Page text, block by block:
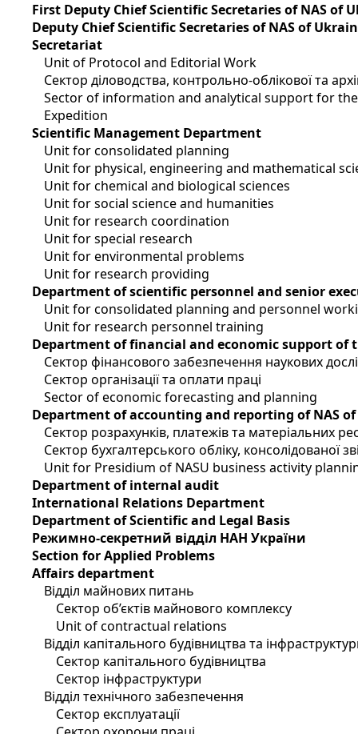
First Deputy Chief Scientific Secretaries of NAS of
Deputy Chief Scientific Secretaries of NAS of
Secretariat
Unit of Protocol and Editorial Work
Сектор діловодства, контрольно-облікової та
Sector of information and analytical support for
Expedition
Scientific Management Department
Unit for consolidated planning
Unit for physical, engineering and mathematical
Unit for chemical and biological sciences
Unit for social science and humanities
Unit for research coordination
Unit for special research
Unit for environmental problems
Unit for research providing
Department of scientific personnel and senior
Unit for consolidated planning and personnel
Unit for research personnel training
Department of financial and economic support of
Сектор фінансового забезпечення наукових
Сектор організації та оплати праці
Sector of economic forecasting and planning
Department of accounting and reporting of NAS
Сектор розрахунків, платежів та матеріальних
Сектор бухгалтерського обліку, консолідованої
Unit for Presidium of NASU business activity
Department of internal audit
International Relations Department
Department of Scientific and Legal Basis
Режимно-секретний відділ НАН України
Section for Applied Problems
Affairs department
Відділ майнових питань
Сектор об’єктів майнового комплексу
Unit of contractual relations
Відділ капітального будівництва та
Сектор капітального будівництва
Сектор інфраструктури
Відділ технічного забезпечення
Сектор експлуатації